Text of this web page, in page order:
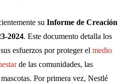
su Informe de Creación
2024. Este documento detalla los
esfuerzos por proteger el medio
de las comunidades, las
Por primera vez, Nestlé